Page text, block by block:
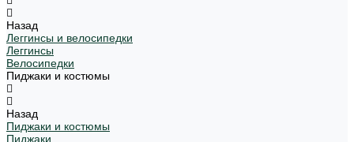
Назад
Леггинсы и велосипедки
Леггинсы
Велосипедки
Пиджаки и костюмы
Назад
Пиджаки и костюмы
Пиджаки